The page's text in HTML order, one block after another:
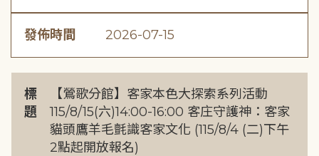
發佈時間 2026-07-15
標
題
【鶯歌分館】客家本色大探索系列活動
115/8/15(六)14:00-16:00 客庄守護神：客家
貓頭鷹羊毛氈識客家文化 (115/8/4 (二)下午
2點起開放報名)